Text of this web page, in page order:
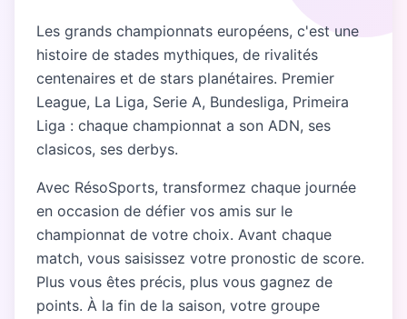
Les grands championnats européens, c'est une
histoire de stades mythiques, de rivalités
centenaires et de stars planétaires. Premier
League, La Liga, Serie A, Bundesliga, Primeira
Liga : chaque championnat a son ADN, ses
clasicos, ses derbys.
Avec RésoSports, transformez chaque journée
en occasion de défier vos amis sur le
championnat de votre choix. Avant chaque
match, vous saisissez votre pronostic de score.
Plus vous êtes précis, plus vous gagnez de
points. À la fin de la saison, votre groupe